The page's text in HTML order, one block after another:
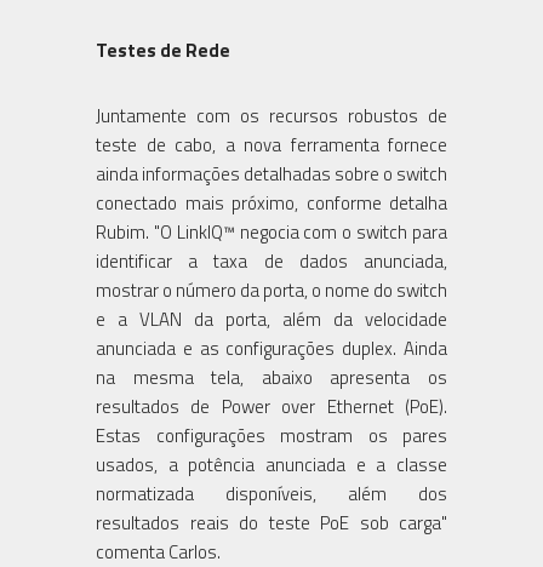
Testes de Rede
Juntamente com os recursos robustos de
teste de cabo, a nova ferramenta fornece
ainda informações detalhadas sobre o switch
conectado mais próximo, conforme detalha
Rubim. "O LinkIQ™ negocia com o switch para
identificar a taxa de dados anunciada,
mostrar o número da porta, o nome do switch
e a VLAN da porta, além da velocidade
anunciada e as configurações duplex. Ainda
na mesma tela, abaixo apresenta os
resultados de Power over Ethernet (PoE).
Estas configurações mostram os pares
usados, a potência anunciada e a classe
normatizada disponíveis, além dos
resultados reais do teste PoE sob carga"
comenta Carlos.